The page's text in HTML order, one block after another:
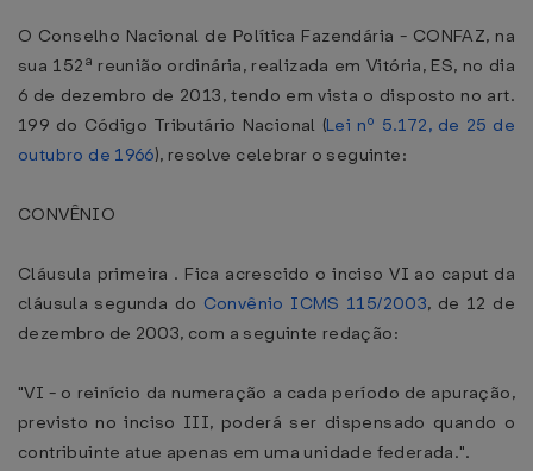
O Conselho Nacional de Política Fazendária - CONFAZ, na
sua 152ª reunião ordinária, realizada em Vitória, ES, no dia
6 de dezembro de 2013, tendo em vista o disposto no art.
199 do Código Tributário Nacional (Lei nº 5.172, de 25 de
outubro de 1966), resolve celebrar o seguinte:
CONVÊNIO
Cláusula primeira . Fica acrescido o inciso VI ao caput da
cláusula segunda do Convênio ICMS 115/2003, de 12 de
dezembro de 2003, com a seguinte redação:
"VI - o reinício da numeração a cada período de apuração,
previsto no inciso III, poderá ser dispensado quando o
contribuinte atue apenas em uma unidade federada.".